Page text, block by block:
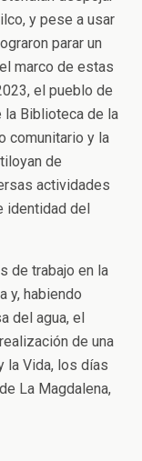
y pese a usar
parar un
marco de estas
el pueblo de
la Biblioteca de la
comunitario y la
de
actividades
identidad del
de trabajo en la
y, habiendo
del agua, el
de una
la Vida, los días
La Magdalena,